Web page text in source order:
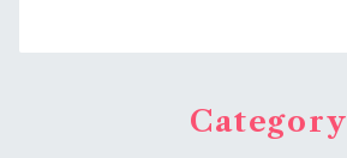
Category